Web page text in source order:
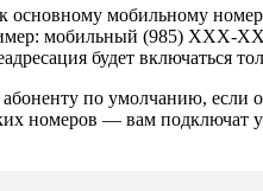
основному мобильному
мобильный (985) XXX-
будет включаться
по умолчанию,
номеров — вам подключат